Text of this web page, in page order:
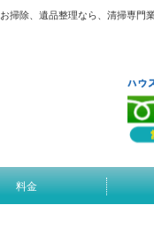
除、遺品整理なら、清掃専門
料金